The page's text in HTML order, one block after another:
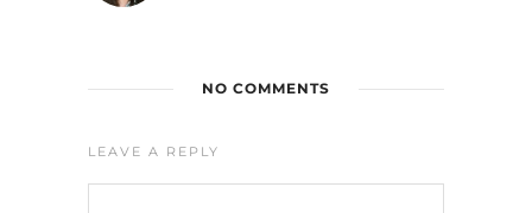
NO COMMENTS
LEAVE A REPLY